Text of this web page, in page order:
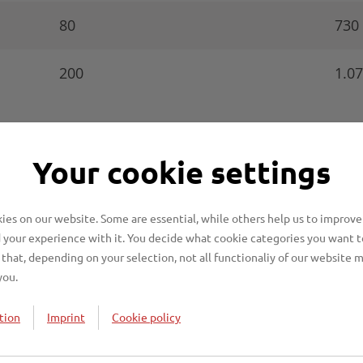
80 730
200
anfallenden Bioabfälle getrennt vom
Zusatzgebühr erfolgt in der Regel höchstens
die ganzjährige Erhöhung des
Your cookie settings
on our website. Some are essential, while others help us to
experience with it. You decide what cookie categories you want
depending on your selection, not all functionaliy of our website
Imprint Cookie policy